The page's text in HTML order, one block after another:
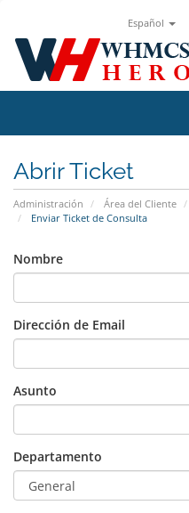
Español
Abrir Ticket
Administración Área del Cliente
Enviar Ticket de Consulta
Nombre
Dirección de Email
Asunto
Departamento